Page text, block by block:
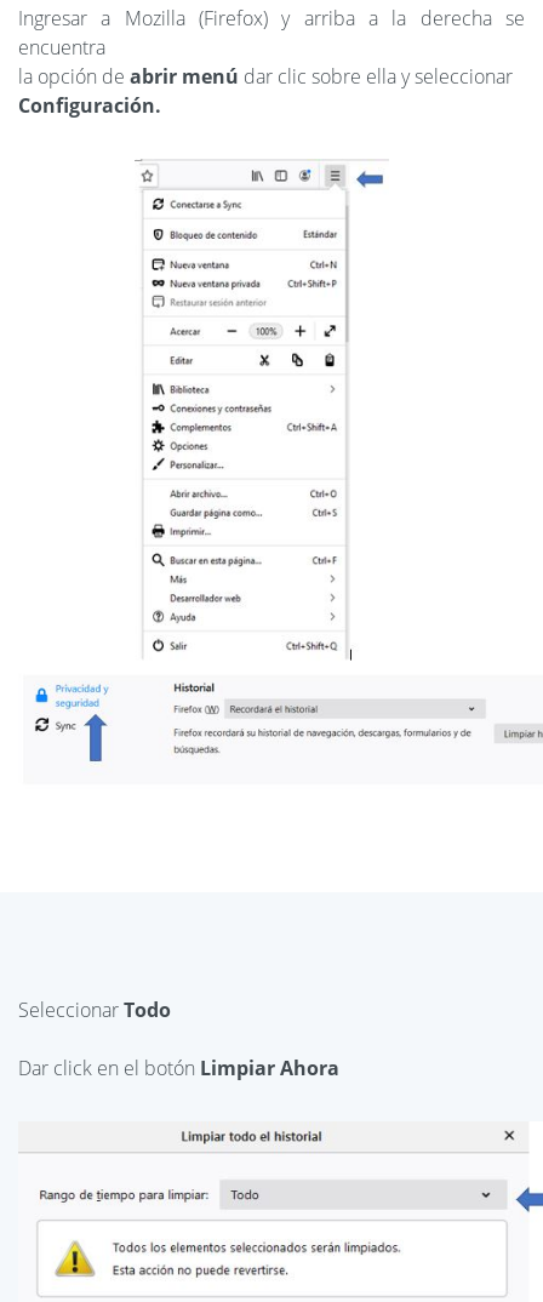
Ingresar a Mozilla (Firefox) y arriba a la derecha se
encuentra
la opción de abrir menú dar clic sobre ella y seleccionar
Configuración.
SeleccionarTodo
Dar click en el botón Limpiar Ahora